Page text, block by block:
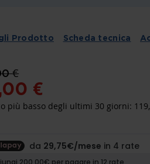
Prodotto Scheda tecnica
€
€
più basso degli ultimi 30 giorni: